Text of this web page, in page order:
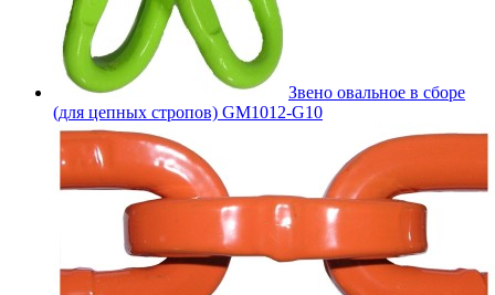
Звено овальное в сборе
(для цепных стропов) GM1012-G10